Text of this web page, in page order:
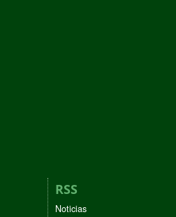
RSS
Noticias